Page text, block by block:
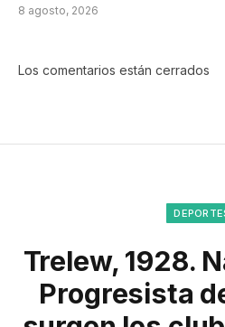
8 agosto, 2026
Los comentarios están cerrados
Trelew, 1928.
Progresista